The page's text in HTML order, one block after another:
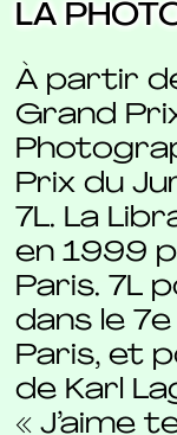
LA
À partir
Grand
Prix du
7L. La
en 1999
Paris. 7L
dans le
Paris, et
de Karl
« J’aime